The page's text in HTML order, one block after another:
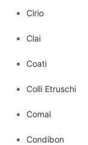
Cirio
Clai
Coati
Colli Etruschi
Comal
Condibon